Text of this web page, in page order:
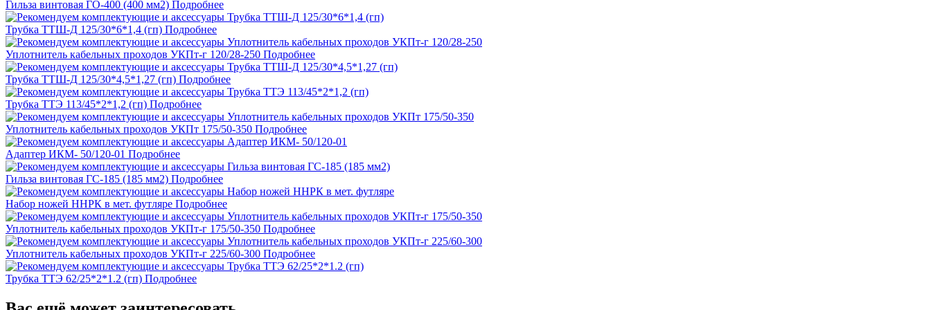
Гильза винтовая ГО-400 (400 мм2) Подробнее
Трубка ТТШ-Д 125/30*6*1,4 (гп) Подробнее
Уплотнитель кабельных проходов УКПт-г 120/28-250 Подробнее
Трубка ТТШ-Д 125/30*4,5*1,27 (гп) Подробнее
Трубка ТТЭ 113/45*2*1,2 (гп) Подробнее
Уплотнитель кабельных проходов УКПт 175/50-350 Подробнее
Адаптер ИКМ- 50/120-01 Подробнее
Гильза винтовая ГС-185 (185 мм2) Подробнее
Набор ножей ННРК в мет. футляре Подробнее
Уплотнитель кабельных проходов УКПт-г 175/50-350 Подробнее
Уплотнитель кабельных проходов УКПт-г 225/60-300 Подробнее
Трубка ТТЭ 62/25*2*1.2 (гп) Подробнее